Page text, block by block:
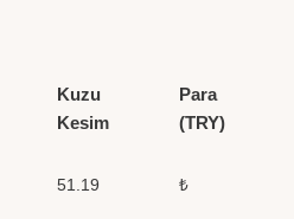
Kuzu
Kesim
Para
(TRY)
51.19 ₺